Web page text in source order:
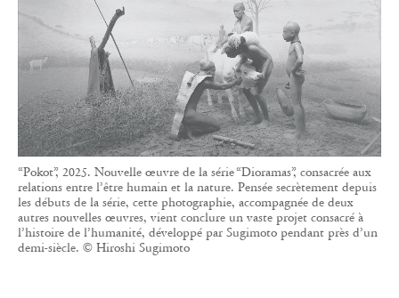
“Pokot”, 2025. Nouvelle œuvre de la série “Dioramas”, consacrée aux
relations entre l’être humain et la nature. Pensée secrètement depuis
les débuts de la série, cette photographie, accompagnée de deux
autres nouvelles œuvres, vient conclure un vaste projet consacré à
l’histoire de l’humanité, développé par Sugimoto pendant près d’un
demi-siècle. © Hiroshi Sugimoto